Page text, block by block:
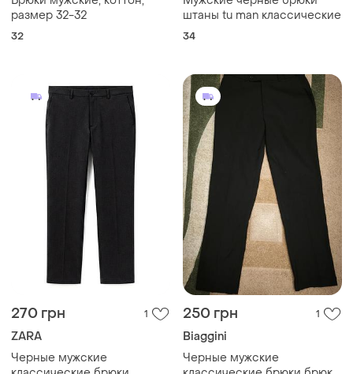
размер 32-32
32
штаны tu man классические
34
270 грн 1
ZARA
Черные мужские
250 грн 1
Biaggini
Черные мужские